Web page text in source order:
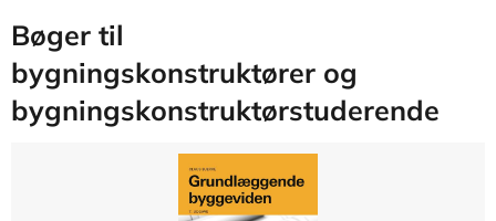
Bøger til
bygningskonstruktører og
bygningskonstruktørstuderende